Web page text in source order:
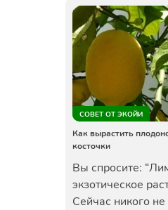
СОВЕТ ОТ ЭКОЙИ
Как вырастить
косточки
Вы спросите:
экзотическое
Сейчас никого